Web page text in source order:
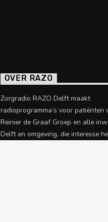
OVER RAZO
Zorgradio RAZO Delft maakt
radioprogramma’s voor patiënten
Reinier de Graaf Groep en alle
Delft en omgeving, die interesse